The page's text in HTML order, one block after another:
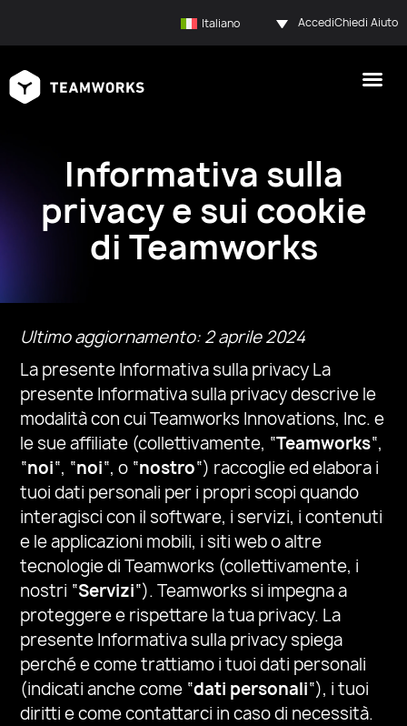
Italiano AccediChiedi Aiuto
Informativa sulla
privacy e sui cookie
di Teamworks
Ultimo aggiornamento: 2 aprile 2024
La presente Informativa sulla privacy La
presente Informativa sulla privacy descrive le
modalità con cui Teamworks Innovations, Inc. e
le sue affiliate (collettivamente, “Teamworks“,
“noi“, “noi“, o “nostro“) raccoglie ed elabora i
tuoi dati personali per i propri scopi quando
interagisci con il software, i servizi, i contenuti
e le applicazioni mobili, i siti web o altre
tecnologie di Teamworks (collettivamente, i
nostri “Servizi“). Teamworks si impegna a
proteggere e rispettare la tua privacy. La
presente Informativa sulla privacy spiega
perché e come trattiamo i tuoi dati personali
(indicati anche come “dati personali“), i tuoi
diritti e come contattarci in caso di necessità.